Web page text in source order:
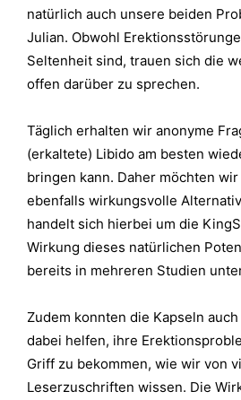
natürlich auch unsere beiden
Julian. Obwohl
Seltenheit sind, trauen sich die
offen darüber zu sprechen.
Täglich erhalten wir anonyme
(erkaltete) Libido am besten
bringen kann. Daher möchten
ebenfalls wirkungsvolle
handelt sich hierbei um die
Wirkung dieses natürlichen
bereits in mehreren Studien
Zudem konnten die Kapseln
dabei helfen, ihre
Griff zu bekommen, wie wir von
Leserzuschriften wissen. Die